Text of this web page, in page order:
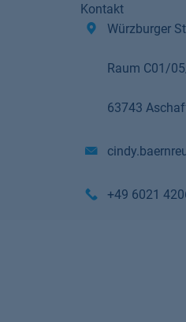
Kontakt
Würzburger
Raum C01/
63743
+49 6021